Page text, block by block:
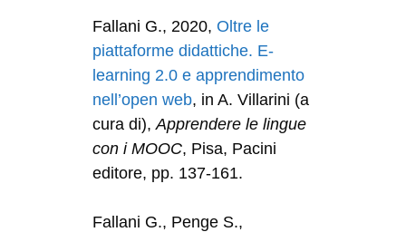
Fallani G., 2020,Oltre le
piattaforme didattiche. E-
learning 2.0 e apprendimento
nell’open web, in A. Villarini (a
cura di),Apprendere le lingue
con i MOOC, Pisa, Pacini
editore, pp. 137-161.
Fallani G., Penge S.,